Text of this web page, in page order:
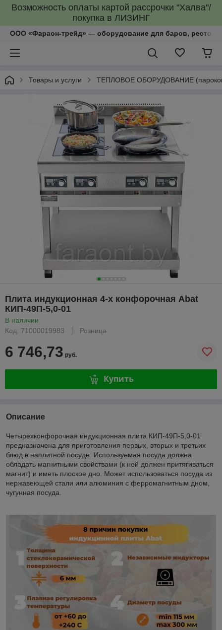
Возможность оплаты картой рассрочки "Халва"/
покупка в ЛИЗИНГ
ООО «Фараон-трейд»‎ — оборудование для баров,
Товары и услуги ТЕПЛОВОЕ ОБОРУДОВАНИЕ
Плита индукционная 4-х конфорочная Abat
КИП-49П-5,0-01
В наличии
Код: 71000019983
Розница
6 746,73 руб.
Купить
Описание
Четырехконфорочная индукционная плита КИП-49П-5,0-01
предназначена для приготовления первых, вторых и третьих
блюд в наплитной посуде. Используемая посуда должна
обладать магнитными свойствами (к ней должен притягиваться
магнит) и иметь плоское дно. Может использоваться посуда из
нержавеющей стали или алюминия с ферромагнитным дном,
чугунная посуда.